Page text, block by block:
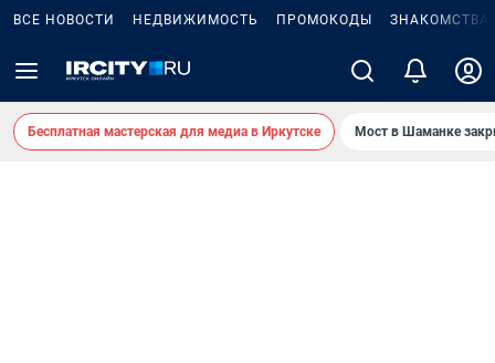
ВСЕ НОВОСТИ НЕДВИЖИМОСТЬ ПРОМОКОДЫ ЗНАКОМСТВА
Бесплатная мастерская для медиа в Иркутске Мост в Шаманке